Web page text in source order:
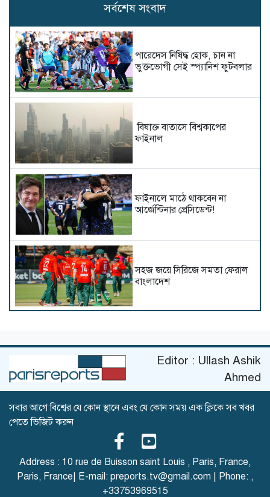
সর্বশেষ সংবাদ
পারেদেস নিষিদ্ধ হোক, চান না
ভুক্তভোগী সেই স্প্যানিশ ফুটবলার
বিষাক্ত বাতাসে বিশ্বকাপের
ফাইনাল
ফাইনালে মাঠে থাকবেন না
আর্জেন্টিনার প্রেসিডেন্ট!
সহজ জয়ে সিরিজে সমতা ফেরাল
বাংলাদেশ
ফিফা র‍্যাঙ্কিংয়ের শীর্ষ চার দল
এমবাপ্পে ও হালান্ডকে টপকে
Editor : Ullash Ashik
Ahmed
সবার আগে বিশ্বের যে কোন স্থানে এবং যে কোন সময় এক ক্লিকে সব খবর
পেতে ভিজিট করুন
Address : 10 rue de Buisson saint Louis , Paris, France,
Paris, France| E-mail: preports.tv@gmail.com | Phone: ,
+33753969515